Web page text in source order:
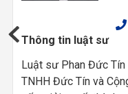
Thông tin luật sư
Luật sư Phan Đức
TNHH Đức Tín và